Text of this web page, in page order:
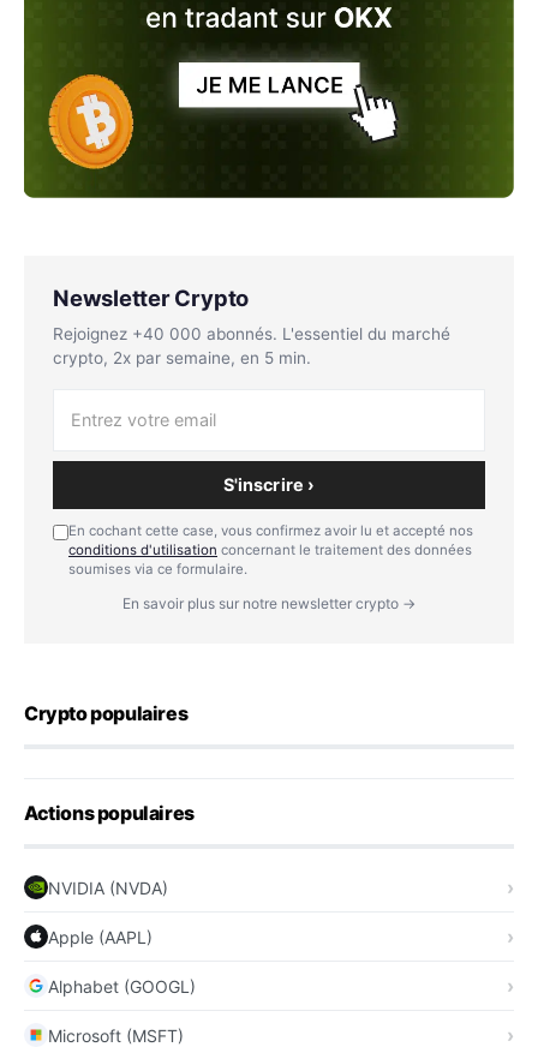
Newsletter Crypto
Rejoignez +40 000 abonnés. L'essentiel du marché
crypto, 2x par semaine, en 5 min.
S'inscrire ›
En cochant cette case, vous confirmez avoir lu et accepté nos
conditions d'utilisation concernant le traitement des données
soumises via ce formulaire.
En savoir plus sur notre newsletter crypto →
Crypto populaires
Actions populaires
NVIDIA (NVDA)
Apple (AAPL)
Alphabet (GOOGL)
Microsoft (MSFT)